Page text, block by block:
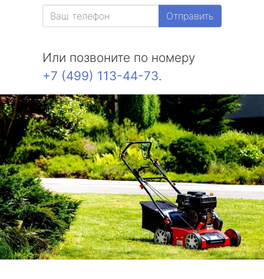
Отправить
Или позвоните по номеру
+7 (499) 113-44-73.